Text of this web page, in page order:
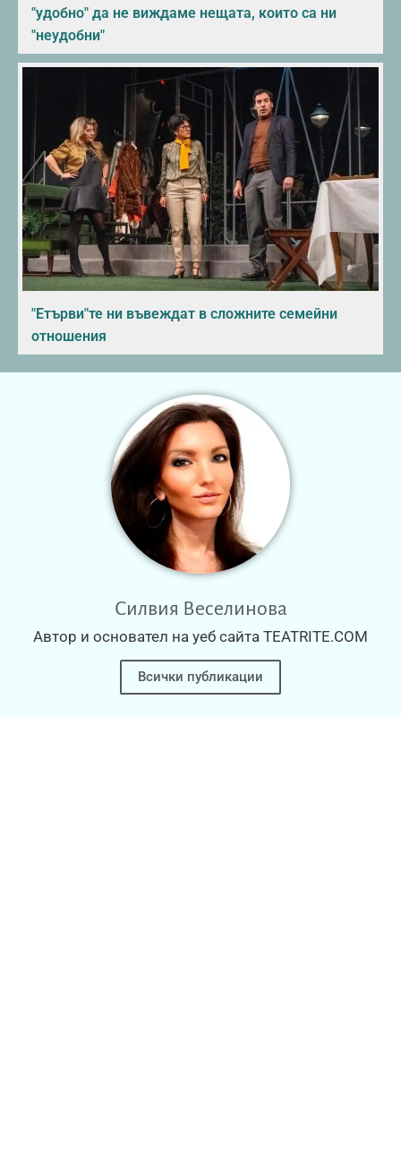
"удобно" да не виждаме нещата, които са ни
"неудобни"
"Етърви"те ни въвеждат в сложните семейни
отношения
Силвия Веселинова
Автор и основател на уеб сайта TEATRITE.COM
Всички публикации